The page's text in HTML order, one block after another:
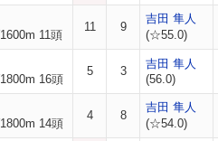
11頭
11 9
吉田 隼人
(☆55.0)
16頭
5 3
吉田 隼人
(56.0)
14頭
4 8
吉田 隼人
(☆54.0)